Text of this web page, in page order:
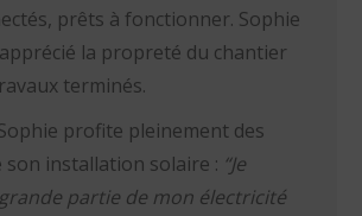
prêts à fonctionner. Sophie
la propreté du chantier
terminés.
profite pleinement des
son installation solaire : “Je
partie de mon électricité